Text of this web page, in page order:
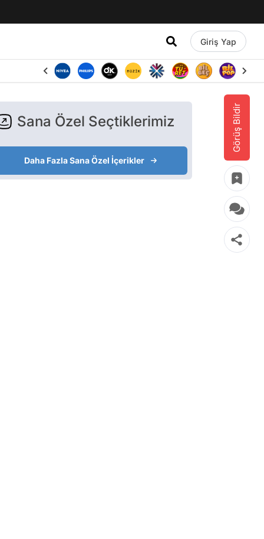
Giriş Yap
Görüş Bildir
Sana Özel Seçtiklerimiz
Daha Fazla Sana Özel İçerikler